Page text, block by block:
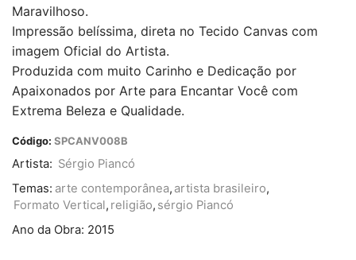
Maravilhoso.
Impressão belíssima, direta no Tecido Canvas com
imagem Oficial do Artista.
Produzida com muito Carinho e Dedicação por
Apaixonados por Arte para Encantar Você com
Extrema Beleza e Qualidade.
Código: SPCANV008B
Artista: Sérgio Piancó
Temas: arte contemporânea, artista brasileiro,
Formato Vertical, religião, sérgio Piancó
Ano da Obra: 2015